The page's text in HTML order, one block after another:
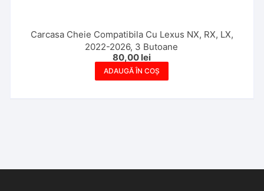
Carcasa Cheie Compatibila Cu Lexus NX, RX, LX,
2022-2026, 3 Butoane
80,00 lei
ADAUGĂ ÎN COȘ